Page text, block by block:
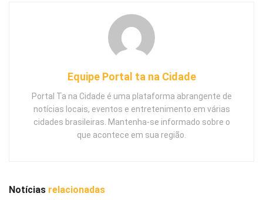
Equipe Portal ta na Cidade
Portal Ta na Cidade é uma plataforma abrangente de
notícias locais, eventos e entretenimento em várias
cidades brasileiras. Mantenha-se informado sobre o
que acontece em sua região.
Notícias relacionadas